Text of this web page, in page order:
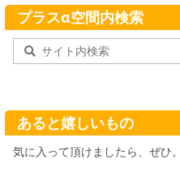
プラスα空間内検索
あると嬉しいもの
気に入って頂けましたら、ぜひ。